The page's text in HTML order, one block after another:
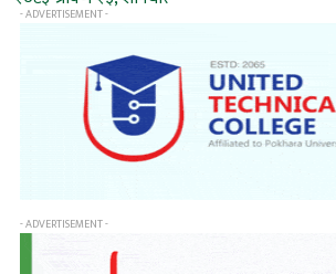
- ADVERTISEMENT -
- ADVERTISEMENT -